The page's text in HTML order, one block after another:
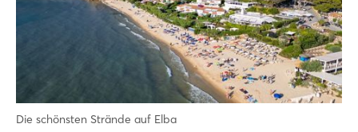
Die schönsten Strände auf Elba